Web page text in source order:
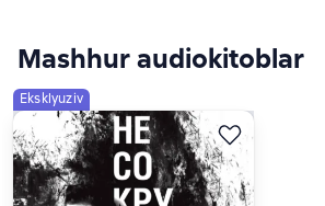
Mashhur audiokitoblar
Eksklyuziv